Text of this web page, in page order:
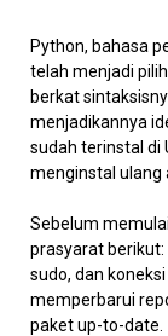
Python, bahasa
telah menjadi
berkat
menjadikannya
sudah terinstal di
menginstal ulang
Sebelum
prasyarat berikut:
sudo, dan
memperbarui
paket up-to-date.